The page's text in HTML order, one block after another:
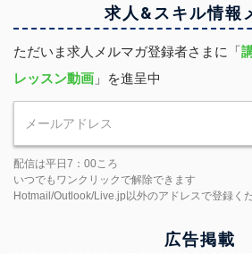
求人&スキル情報
ただいま求人メルマガ登録者さまに「
レッスン動画 」を進呈中
配信は平日7：00ころ
いつでもワンクリックで解除できます
Hotmail/Outlook/Live.jp以外のアドレスで登録く
広告掲載